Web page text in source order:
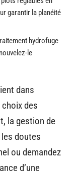
garantir la planéité
hydrofuge
le
dans
des
la gestion de
doutes
ou demandez
d’une